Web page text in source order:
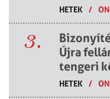
HETEK /
3.
Újra
tengeri
HETEK /